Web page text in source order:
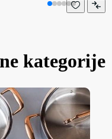
kategorije